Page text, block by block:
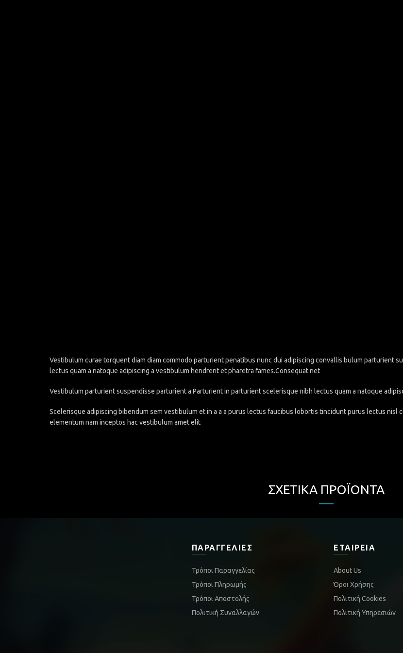
Vestibulum curae torquent diam diam commodo parturient penatibus nunc dui adipiscing convallis bulum parturient
lectus quam a natoque adipiscing a vestibulum hendrerit et pharetra fames.Consequat net
Vestibulum parturient suspendisse parturient a.Parturient in parturient scelerisque nibh lectus quam a natoque
Scelerisque adipiscing bibendum sem vestibulum et in a a a purus lectus faucibus lobortis tincidunt purus lectus
elementum nam inceptos hac vestibulum amet elit
ΣΧΕΤΙΚΆ ΠΡΟΪΌΝΤΑ
ΠΑΡΑΓΓΕΛΊΕΣ
Τρόποι Παραγγελίας
Τρόποι Πληρωμής
Τρόποι Αποστολής
Πολιτική Συναλλαγών
ΕΤΑΙΡΕΊΑ
About Us
Όροι Χρήσης
Πολιτική Cookies
Πολιτική Υπηρεσιών